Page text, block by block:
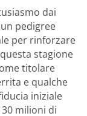
dai
pedigree
per rinforzare
stagione
titolare
e qualche
iniziale
milioni di